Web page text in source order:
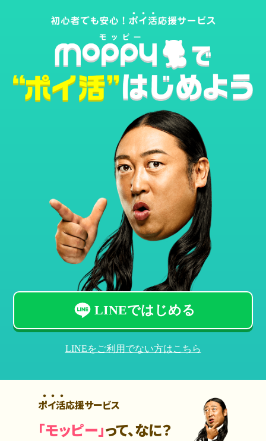
LINEではじめる
LINEをご利用でない方はこちら
ポイ活応援サービス
「モッピー」って、なに？